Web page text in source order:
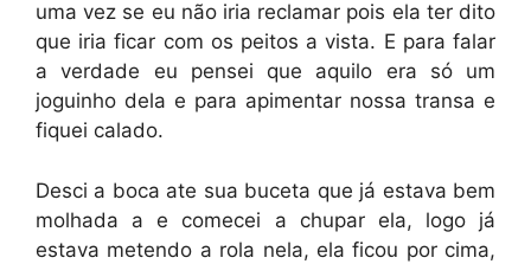
uma vez se eu não iria reclamar pois ela ter dito
que iria ficar com os peitos a vista. E para falar
a verdade eu pensei que aquilo era só um
joguinho dela e para apimentar nossa transa e
fiquei calado.
Desci a boca ate sua buceta que já estava bem
molhada a e comecei a chupar ela, logo já
estava metendo a rola nela, ela ficou por cima,